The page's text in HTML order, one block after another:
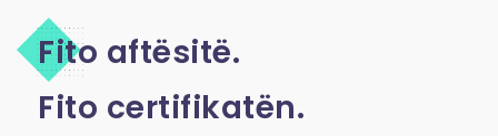
Fito aftësitë.
Fito certifikatën.